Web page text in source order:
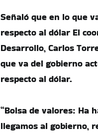
Señaló que en lo que
respecto al dólar El
Desarrollo, Carlos
que va del gobierno
respecto al dólar.
“Bolsa de valores: Ha
llegamos al gobierno,